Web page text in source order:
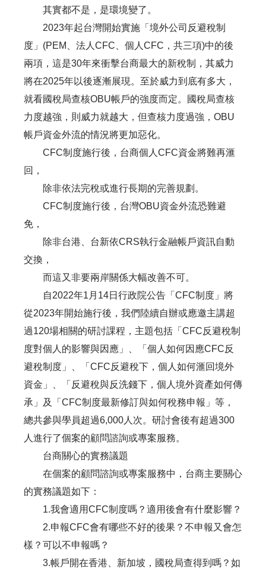
其實都不是，是環境變了。
2023年起台灣開始實施「境外公司反避稅制
度」(PEM、法人CFC、個人CFC，共三項)中的後
兩項，這是30年來衝擊台商最大的新稅制，其威力
將在2025年以後逐漸展現。至於威力到底有多大，
就看國稅局查核OBU帳戶的強度而定。國稅局查核
力度越強，則威力就越大，但查核力度過強，OBU
帳戶資金外流的情況將更加惡化。
CFC制度施行後，台商個人CFC資金將難再滙
回，
除非依法完稅或進行長期的完善規劃。
CFC制度施行後，台灣OBU資金外流恐難避
免，
除非台港、台新依CRS執行金融帳戶資訊自動
交換，
而這又非要兩岸關係大幅改善不可。
自2022年1月14日行政院公告「CFC制度」將
從2023年開始施行後，我們陸續自辦或應邀主講超
過120場相關的研討課程，主題包括「CFC反避稅制
度對個人的影響與因應」、「個人如何因應CFC反
避稅制度」、「CFC反避稅下，個人如何滙回境外
資金」、「反避稅與反洗錢下，個人境外資產如何傳
承」及「CFC制度最新修訂與如何稅務申報」等，
總共參與學員超過6,000人次。研討會後有超過300
人進行了個案的顧問諮詢或專案服務。
台商關心的實務議題
在個案的顧問諮詢或專案服務中，台商主要關心
的實務議題如下：
1.我會適用CFC制度嗎？適用後會有什麼影響？
2.申報CFC會有哪些不好的後果？不申報又會怎
樣？可以不申報嗎？
3.帳戶開在香港、新加坡，國稅局查得到嗎？如